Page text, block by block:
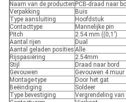
Naam van de producten PCB-draad naar
Verpakking
Buis
Type aansluiting
Hoofdstuk
Contacttype
Mannelijke pin
Pitch
2.54 mm ((0,1')
Aantal rijen
Dual
Aantal geladen posities Alle
Rijspasiëring
2.54mm
Stijl
Draad naar bord
Gevouwen
Gevouwen 4 muur
Montage-type
Door het gat
Beëindiging
Soldeer
Type bevestiging
Vergrendeling van